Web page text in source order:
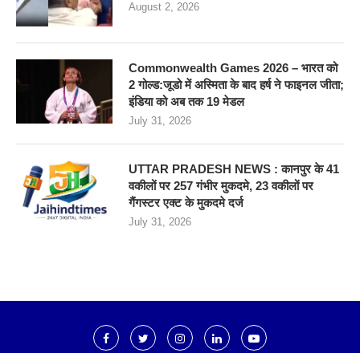
August 2, 2026
Commonwealth Games 2026 – भारत को
2 गोल्ड:जूडो में अस्मिता के बाद हर्ष ने फाइनल जीता;
इंडिया को अब तक 19 मेडल
July 31, 2026
UTTAR PRADESH NEWS : कानपुर के 41
वकीलों पर 257 गंभीर मुकदमे, 23 वकीलों पर
गैंगस्टर एक्ट के मुकदमे दर्ज
July 31, 2026